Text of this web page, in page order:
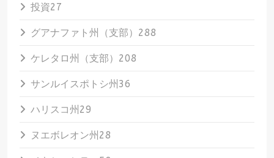
投資27
グアナファト州（支部） 288
ケレタロ州（支部） 208
サンルイスポトシ州 36
ハリスコ州 29
ヌエボレオン州 28